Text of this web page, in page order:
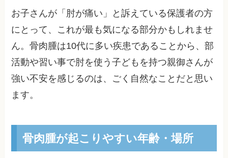
お子さんが「肘が痛い」と訴えている保護者の方
にとって、これが最も気になる部分かもしれませ
ん。骨肉腫は10代に多い疾患であることから、部
活動や習い事で肘を使う子どもを持つ親御さんが
強い不安を感じるのは、ごく自然なことだと思い
ます。
骨肉腫が起こりやすい年齢・場所